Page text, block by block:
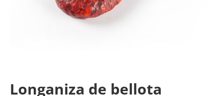
Longaniza de bellota